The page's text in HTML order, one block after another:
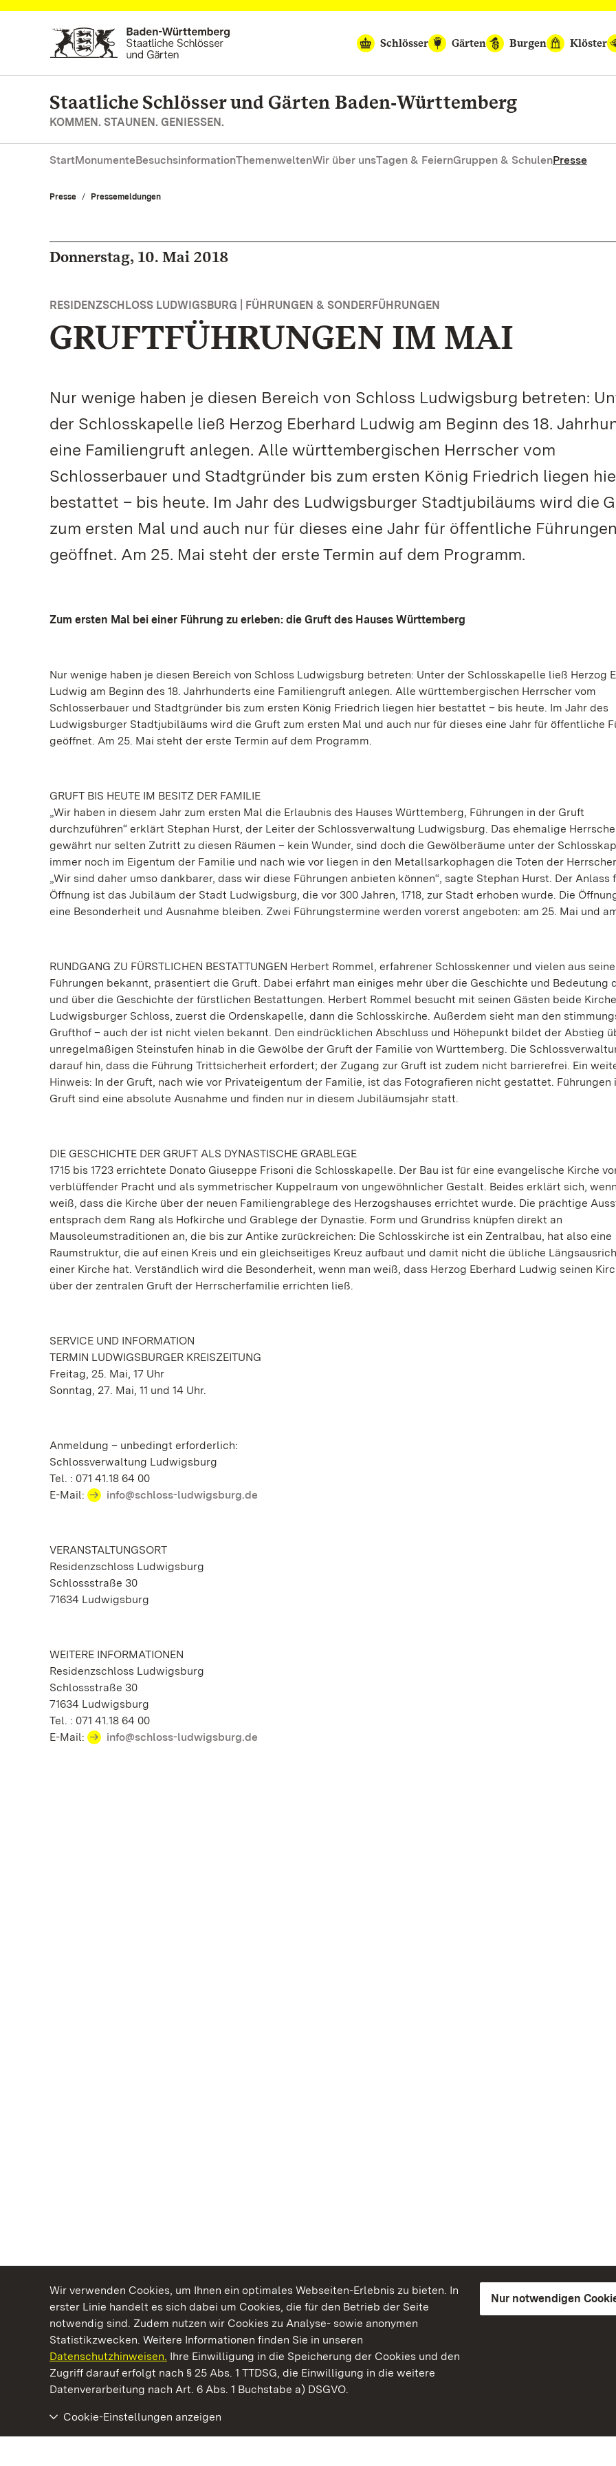
Wir verwenden Cookies, um Ihnen ein optimales Webseiten-Erlebnis zu bieten. In
erster Linie handelt es sich dabei um Cookies, die für den Betrieb der Seite
notwendig sind. Zudem nutzen wir Cookies zu Analyse- sowie anonymen
Statistikzwecken. Weitere Informationen finden Sie in unseren
Datenschutzhinweisen. Ihre Einwilligung in die Speicherung der Cookies und den
Zugriff darauf erfolgt nach § 25 Abs. 1 TTDSG, die Einwilligung in die weitere
Datenverarbeitung nach Art. 6 Abs. 1 Buchstabe a) DSGVO.
Nur notwendigen
Cookie-Einstellungen anzeigen
Zum Hauptinhalt springen
Schlösser
Gärten Burgen Klöster
Staatliche Schlösser und Gärten Baden‑Württemberg
KOMMEN. STAUNEN. GENIESSEN.
StartMonumenteBesuchsinformationThemenweltenWir über unsTagen & FeiernGruppen & SchulenPresse
Presse Pressemeldungen
Donnerstag, 10. Mai 2018
RESIDENZSCHLOSS LUDWIGSBURG | FÜHRUNGEN & SONDERFÜHRUNGEN
GRUFTFÜHRUNGEN IM MAI
Nur wenige haben je diesen Bereich von Schloss Ludwigsburg betreten:
der Schlosskapelle ließ Herzog Eberhard Ludwig am Beginn des 18.
eine Familiengruft anlegen. Alle württembergischen Herrscher vom
Schlosserbauer und Stadtgründer bis zum ersten König Friedrich liegen
bestattet – bis heute. Im Jahr des Ludwigsburger Stadtjubiläums wird die
zum ersten Mal und auch nur für dieses eine Jahr für öffentliche Führungen
geöffnet. Am 25. Mai steht der erste Termin auf dem Programm.
Zum ersten Mal bei einer Führung zu erleben: die Gruft des Hauses Württemberg
Nur wenige haben je diesen Bereich von Schloss Ludwigsburg betreten: Unter der Schlosskapelle ließ Herzog
Ludwig am Beginn des 18. Jahrhunderts eine Familiengruft anlegen. Alle württembergischen Herrscher vom
Schlosserbauer und Stadtgründer bis zum ersten König Friedrich liegen hier bestattet – bis heute. Im Jahr des
Ludwigsburger Stadtjubiläums wird die Gruft zum ersten Mal und auch nur für dieses eine Jahr für öffentliche
geöffnet. Am 25. Mai steht der erste Termin auf dem Programm.
GRUFT BIS HEUTE IM BESITZ DER FAMILIE
„Wir haben in diesem Jahr zum ersten Mal die Erlaubnis des Hauses Württemberg, Führungen in der Gruft
durchzuführen“ erklärt Stephan Hurst, der Leiter der Schlossverwaltung Ludwigsburg. Das ehemalige
gewährt nur selten Zutritt zu diesen Räumen – kein Wunder, sind doch die Gewölberäume unter der
immer noch im Eigentum der Familie und nach wie vor liegen in den Metallsarkophagen die Toten der
„Wir sind daher umso dankbarer, dass wir diese Führungen anbieten können“, sagte Stephan Hurst. Der Anlass
Öffnung ist das Jubiläum der Stadt Ludwigsburg, die vor 300 Jahren, 1718, zur Stadt erhoben wurde. Die
eine Besonderheit und Ausnahme bleiben. Zwei Führungstermine werden vorerst angeboten: am 25. Mai und
RUNDGANG ZU FÜRSTLICHEN BESTATTUNGEN Herbert Rommel, erfahrener Schlosskenner und vielen aus
Führungen bekannt, präsentiert die Gruft. Dabei erfährt man einiges mehr über die Geschichte und Bedeutung
und über die Geschichte der fürstlichen Bestattungen. Herbert Rommel besucht mit seinen Gästen beide
Ludwigsburger Schloss, zuerst die Ordenskapelle, dann die Schlosskirche. Außerdem sieht man den
Grufthof – auch der ist nicht vielen bekannt. Den eindrücklichen Abschluss und Höhepunkt bildet der Abstieg
unregelmäßigen Steinstufen hinab in die Gewölbe der Gruft der Familie von Württemberg. Die
darauf hin, dass die Führung Trittsicherheit erfordert; der Zugang zur Gruft ist zudem nicht barrierefrei. Ein
Hinweis: In der Gruft, nach wie vor Privateigentum der Familie, ist das Fotografieren nicht gestattet. Führungen
Gruft sind eine absolute Ausnahme und finden nur in diesem Jubiläumsjahr statt.
DIE GESCHICHTE DER GRUFT ALS DYNASTISCHE GRABLEGE
1715 bis 1723 errichtete Donato Giuseppe Frisoni die Schlosskapelle. Der Bau ist für eine evangelische Kirche
verblüffender Pracht und als symmetrischer Kuppelraum von ungewöhnlicher Gestalt. Beides erklärt sich,
weiß, dass die Kirche über der neuen Familiengrablege des Herzogshauses errichtet wurde. Die prächtige
entsprach dem Rang als Hofkirche und Grablege der Dynastie. Form und Grundriss knüpfen direkt an
Mausoleumstraditionen an, die bis zur Antike zurückreichen: Die Schlosskirche ist ein Zentralbau, hat also eine
Raumstruktur, die auf einen Kreis und ein gleichseitiges Kreuz aufbaut und damit nicht die übliche
einer Kirche hat. Verständlich wird die Besonderheit, wenn man weiß, dass Herzog Eberhard Ludwig seinen
über der zentralen Gruft der Herrscherfamilie errichten ließ.
SERVICE UND INFORMATION
TERMIN LUDWIGSBURGER KREISZEITUNG
Freitag, 25. Mai, 17 Uhr
Sonntag, 27. Mai, 11 und 14 Uhr.
Anmeldung – unbedingt erforderlich:
Schlossverwaltung Ludwigsburg
Tel. : 071 41.18 64 00
E-Mail:
info@schloss-ludwigsburg.de
VERANSTALTUNGSORT
Residenzschloss Ludwigsburg
Schlossstraße 30
71634 Ludwigsburg
WEITERE INFORMATIONEN
Residenzschloss Ludwigsburg
Schlossstraße 30
71634 Ludwigsburg
Tel. : 071 41.18 64 00
E-Mail:
info@schloss-ludwigsburg.de
Kommen. Staunen. Genießen.